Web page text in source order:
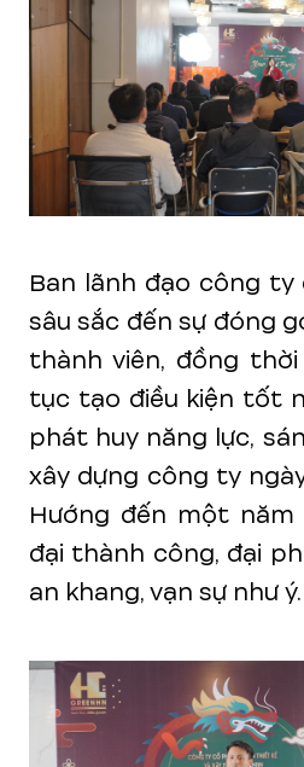
Ban lãnh đạo công ty
sâu sắc đến sự đóng
thành viên, đồng
tục tạo điều kiện tốt
phát huy năng lực,
xây dựng công ty
Hướng đến một
đại thành công, đại
an khang, vạn sự như ý.